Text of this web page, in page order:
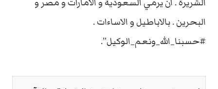
الشريرة . ان يرمي السعودية و الامارات و مصر و
البحرين . بالاباطيل و الاساءات .
#حسبنا_الله_ونعم_الوكيل”.